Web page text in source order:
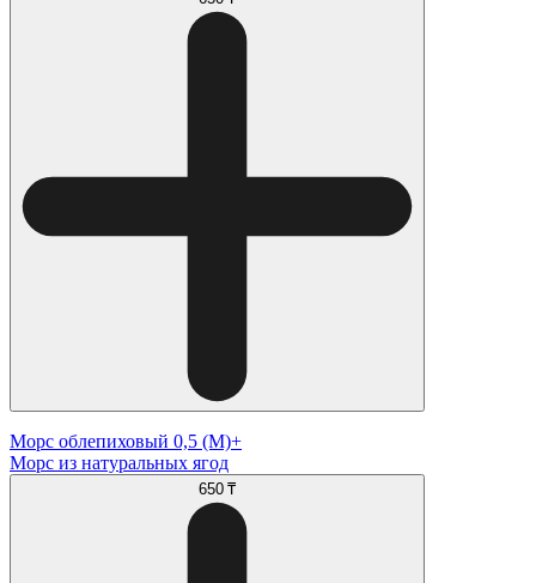
Морс облепиховый 0,5 (М)+
Морс из натуральных ягод
650 ₸